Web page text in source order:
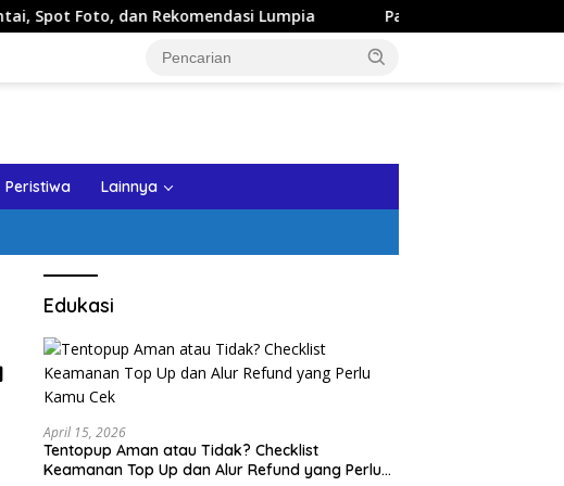
Rekomendasi Lumpia Panduan Wisata Keluarga ke Kota
Peristiwa Lainnya
Edukasi
April 15, 2026
Tentopup Aman atau Tidak? Checklist
Keamanan Top Up dan Alur Refund yang Perlu